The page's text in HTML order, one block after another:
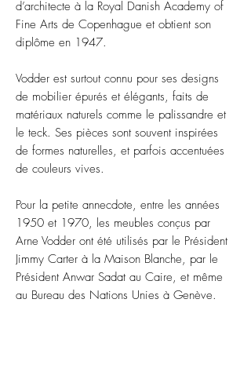
d’architecte à la Royal Danish Academy of
Fine Arts de Copenhague et obtient son
diplôme en 1947.
Vodder est surtout connu pour ses designs
de mobilier épurés et élégants, faits de
matériaux naturels comme le palissandre et
le teck. Ses pièces sont souvent inspirées
de formes naturelles, et parfois accentuées
de couleurs vives.
Pour la petite annecdote, entre les années
1950 et 1970, les meubles conçus par
Arne Vodder ont été utilisés par le Président
Jimmy Carter à la Maison Blanche, par le
Président Anwar Sadat au Caire, et même
au Bureau des Nations Unies à Genève.